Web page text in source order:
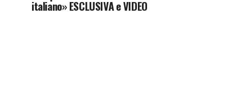
italiano» ESCLUSIVA e VIDEO